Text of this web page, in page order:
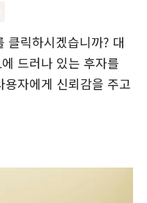
클릭하시겠습니까? 대
드러나 있는 후자를
자에게 신뢰감을 주고